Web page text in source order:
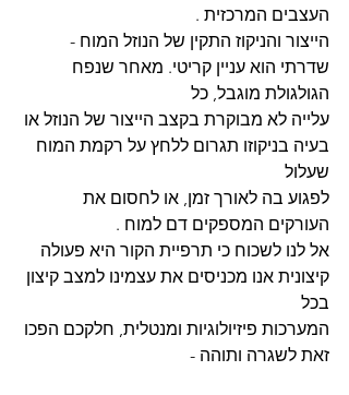
העצבים המרכזית .
הייצור והניקוז התקין של הנוזל המוח -
שדרתי הוא עניין קריטי. מאחר שנפח
הגולגולת מוגבל, כל
עלייה לא מבוקרת בקצב הייצור של הנוזל או
בעיה בניקוזו תגרום ללחץ על רקמת המוח
שעלול
לפגוע בה לאורך זמן, או לחסום את
העורקים המספקים דם למוח .
אל לנו לשכוח כי תרפיית הקור היא פעולה
קיצונית אנו מכניסים את עצמינו למצב קיצון
בכל
המערכות פיזיולוגיות ומנטלית, חלקכם הפכו
זאת לשגרה ותוהה -